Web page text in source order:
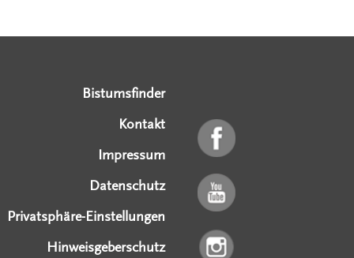
Bistumsfinder
Kontakt
Impressum
Datenschutz
Privatsphäre-Einstellungen
Hinweisgeberschutz